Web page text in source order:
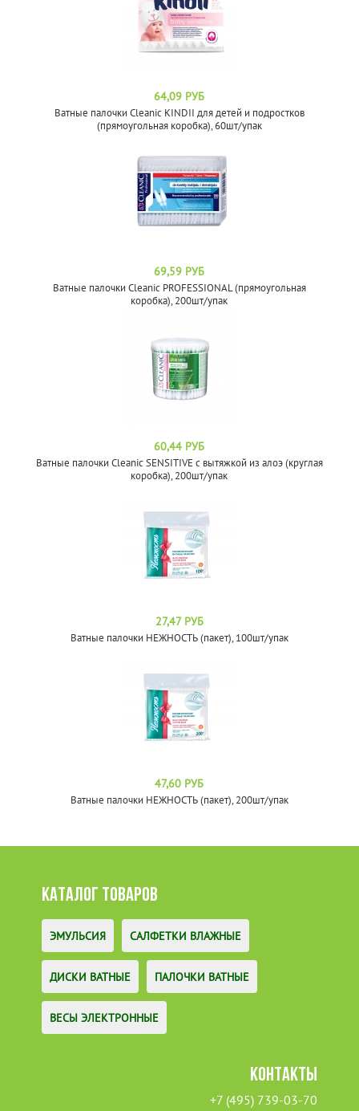
64,09 РУБ
Ватные палочки Cleanic KINDII для детей и подростков
(прямоугольная коробка), 60шт/упак
69,59 РУБ
Ватные палочки Cleanic PROFESSIONAL (прямоугольная
коробка), 200шт/упак
60,44 РУБ
Ватные палочки Cleanic SENSITIVE с вытяжкой из алоэ (круглая
коробка), 200шт/упак
27,47 РУБ
Ватные палочки НЕЖНОСТЬ (пакет), 100шт/упак
47,60 РУБ
Ватные палочки НЕЖНОСТЬ (пакет), 200шт/упак
КАТАЛОГ ТОВАРОВ
ЭМУЛЬСИЯ САЛФЕТКИ ВЛАЖНЫЕ
ДИСКИ ВАТНЫЕ ПАЛОЧКИ ВАТНЫЕ
ВЕСЫ ЭЛЕКТРОННЫЕ
КОНТАКТЫ
+7 (495) 739-03-70